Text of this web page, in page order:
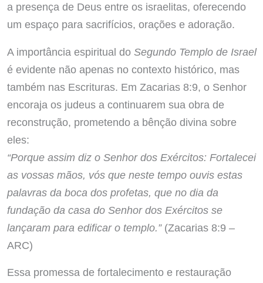
a presença de Deus entre os israelitas, oferecendo
um espaço para sacrifícios, orações e adoração.
A importância espiritual do Segundo Templo de Israel
é evidente não apenas no contexto histórico, mas
também nas Escrituras. Em Zacarias 8:9, o Senhor
encoraja os judeus a continuarem sua obra de
reconstrução, prometendo a bênção divina sobre
eles:
“Porque assim diz o Senhor dos Exércitos: Fortalecei
as vossas mãos, vós que neste tempo ouvis estas
palavras da boca dos profetas, que no dia da
fundação da casa do Senhor dos Exércitos se
lançaram para edificar o templo.”(Zacarias 8:9 –
ARC)
Essa promessa de fortalecimento e restauração